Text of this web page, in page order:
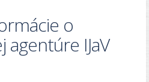
o
agentúre IJaV